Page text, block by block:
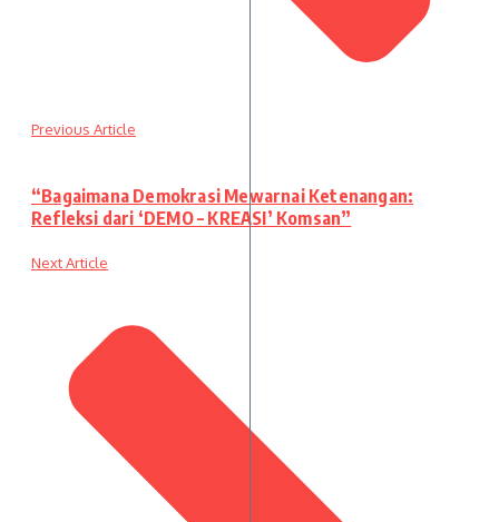
Previous Article
“Bagaimana Demokrasi Mewarnai Ketenangan:
Refleksi dari ‘DEMO – KREASI’ Komsan”
Next Article